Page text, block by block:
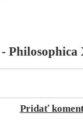
Pridať